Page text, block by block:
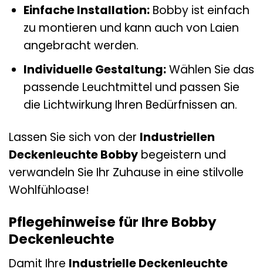
Einfache Installation:Bobby ist einfach
zu montieren und kann auch von Laien
angebracht werden.
Individuelle Gestaltung:Wählen Sie das
passende Leuchtmittel und passen Sie
die Lichtwirkung Ihren Bedürfnissen an.
Lassen Sie sich von der Industriellen
Deckenleuchte Bobby begeistern und
verwandeln Sie Ihr Zuhause in eine stilvolle
Wohlfühloase!
Pflegehinweise für Ihre Bobby
Deckenleuchte
Damit Ihre Industrielle Deckenleuchte